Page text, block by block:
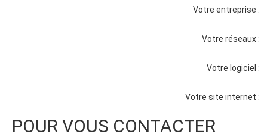
Votre entreprise :
Votre réseaux :
Votre logiciel :
Votre site internet :
POUR VOUS CONTACTER